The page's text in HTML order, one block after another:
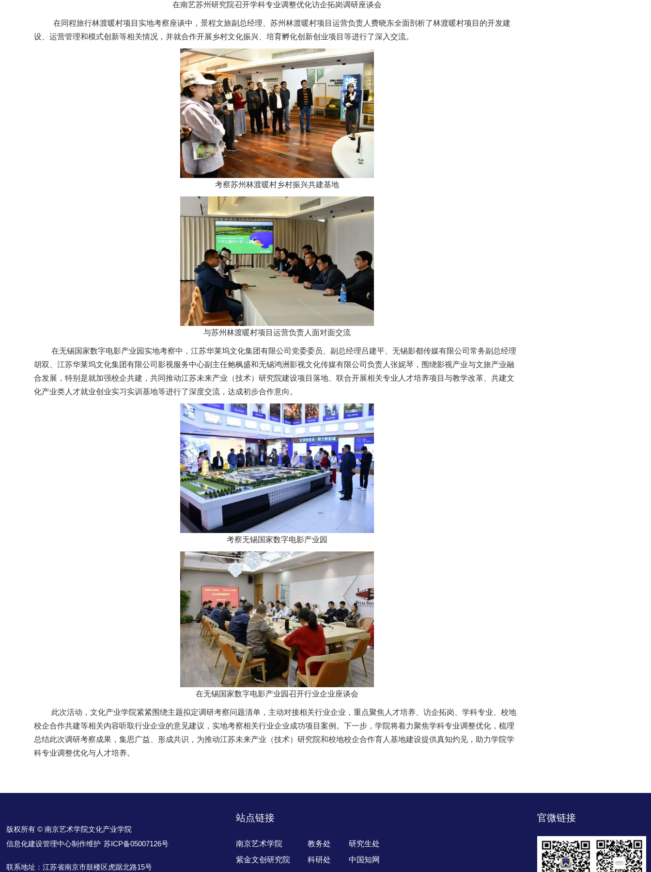
在南艺苏州研究院召开学科专业调整优化访企拓岗调研座谈会
在同程旅行林渡暖村项目实地考察座谈中，景程文旅副总经理、苏州林渡暖村项目运营负责人费晓东全面剖析了林渡暖村项目的开发建
设、运营管理和模式创新等相关情况，并就合作开展乡村文化振兴、培育孵化创新创业项目等进行了深入交流。
考察苏州林渡暖村乡村振兴共建基地
与苏州林渡暖村项目运营负责人面对面交流
在无锡国家数字电影产业园实地考察中，江苏华莱坞文化集团有限公司党委委员、副总经理吕建平、无锡影都传媒有限公司常务副总经理
胡双、江苏华莱坞文化集团有限公司影视服务中心副主任鲍枫盛和无锡鸿洲影视文化传媒有限公司负责人张妮琴，围绕影视产业与文旅产业融
合发展，特别是就加强校企共建，共同推动江苏未来产业（技术）研究院建设项目落地、联合开展相关专业人才培养项目与教学改革、共建文
化产业类人才就业创业实习实训基地等进行了深度交流，达成初步合作意向。
考察无锡国家数字电影产业园
在无锡国家数字电影产业园召开行业企业座谈会
此次活动，文化产业学院紧紧围绕主题拟定调研考察问题清单，主动对接相关行业企业，重点聚焦人才培养、访企拓岗、学科专业、校地
校企合作共建等相关内容听取行业企业的意见建议，实地考察相关行业企业成功项目案例。下一步，学院将着力聚焦学科专业调整优化，梳理
总结此次调研考察成果，集思广益、形成共识，为推动江苏未来产业（技术）研究院和校地校企合作育人基地建设提供真知灼见，助力学院学
科专业调整优化与人才培养。
版权所有 © 南京艺术学院文化产业学院
信息化建设管理中心制作维护 苏ICP备05007126号
联系地址：江苏省南京市鼓楼区虎踞北路15号
站点链接
南京艺术学院 教务处
研究生处
紫金文创研究院
科研处
中国知网
官微链接